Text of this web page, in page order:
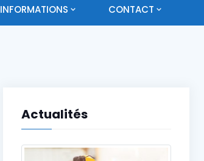
INFORMATIONS CONTACT
Actualités